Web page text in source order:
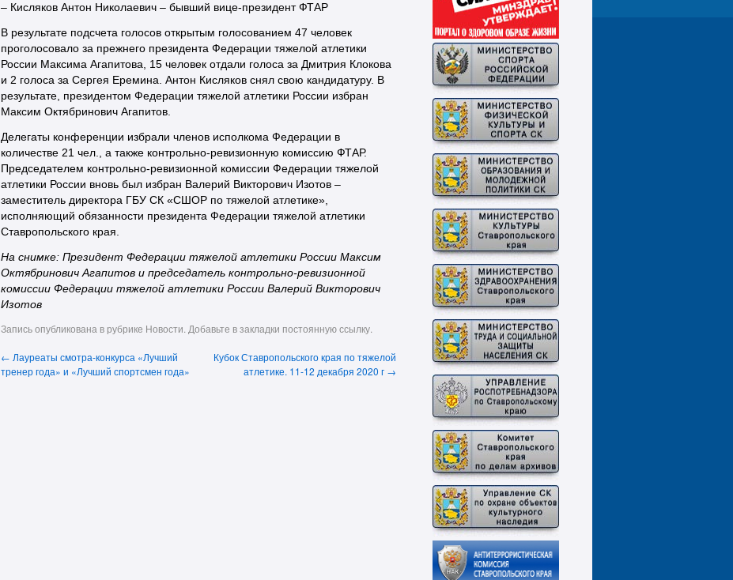
– Кисляков Антон Николаевич – бывший вице-президент ФТАР
В результате подсчета голосов открытым голосованием 47 человек
проголосовало за прежнего президента Федерации тяжелой атлетики
России Максима Агапитова, 15 человек отдали голоса за Дмитрия Клокова
и 2 голоса за Сергея Еремина. Антон Кисляков снял свою кандидатуру. В
результате, президентом Федерации тяжелой атлетики России избран
Максим Октябринович Агапитов.
Делегаты конференции избрали членов исполкома Федерации в
количестве 21 чел., а также контрольно-ревизионную комиссию ФТАР.
Председателем контрольно-ревизионной комиссии Федерации тяжелой
атлетики России вновь был избран Валерий Викторович Изотов –
заместитель директора ГБУ СК «СШОР по тяжелой атлетике»,
исполняющий обязанности президента Федерации тяжелой атлетики
Ставропольского края.
На снимке: Президент Федерации тяжелой атлетики России Максим
Октябринович Агапитов и председатель контрольно-ревизионной
комиссии Федерации тяжелой атлетики России Валерий Викторович
Изотов
Запись опубликована в рубрике Новости. Добавьте в закладки постоянную ссылку.
← Лауреаты смотра-конкурса «Лучший
тренер года» и «Лучший спортсмен года»
Кубок Ставропольского края по тяжелой
атлетике. 11-12 декабря 2020 г →